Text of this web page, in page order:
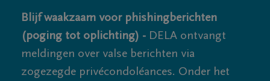
Blijf waakzaam voor phishingberichten
(poging tot oplichting) - DELA ontvangt
meldingen over valse berichten via
zogezegde privécondoléances. Onder het